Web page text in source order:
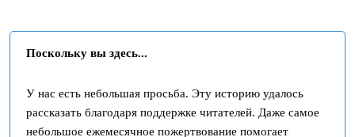
Поскольку вы здесь...
У нас есть небольшая просьба. Эту историю удалось
рассказать благодаря поддержке читателей. Даже самое
небольшое ежемесячное пожертвование помогает